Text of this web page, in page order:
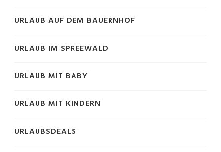
URLAUB AUF DEM BAUERNHOF
URLAUB IM SPREEWALD
URLAUB MIT BABY
URLAUB MIT KINDERN
URLAUBSDEALS